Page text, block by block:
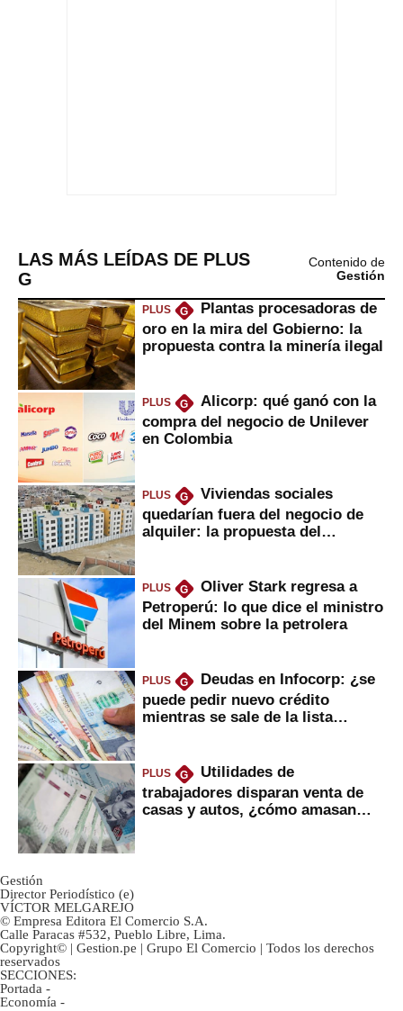
LAS MÁS LEÍDAS DE PLUS
G
Contenido de
Gestión
PLUS G
Plantas procesadoras de
oro en la mira del Gobierno: la
propuesta contra la minería ilegal
PLUS G
Alicorp: qué ganó con la
compra del negocio de Unilever
en Colombia
PLUS G
Viviendas sociales
quedarían fuera del negocio de
alquiler: la propuesta del
PLUS G
Oliver Stark regresa a
Petroperú: lo que dice el ministro
del Minem sobre la petrolera
PLUS G
Deudas en Infocorp: ¿se
puede pedir nuevo crédito
mientras se sale de la lista
PLUS G
Utilidades de
trabajadores disparan venta de
casas y autos, ¿cómo amasan
Gestión
Director Periodístico (e)
VÍCTOR MELGAREJO
© Empresa Editora El Comercio S.A.
Calle Paracas #532, Pueblo Libre, Lima.
Copyright© | Gestion.pe | Grupo El Comercio | Todos los derechos
reservados
SECCIONES:
Portada -
Economía -